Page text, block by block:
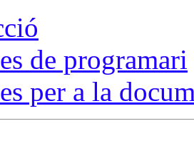
de programari
per a la